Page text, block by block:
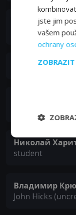
Николай
Maxim Gorky
Roman
Константин
Николай
student
Владимир
John Hicks
jste jim
vašem
ochrany
ZOBRAZIT